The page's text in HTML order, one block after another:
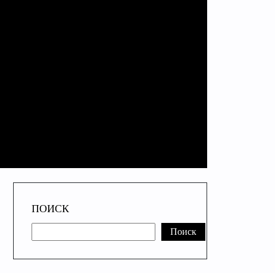
ПОИСК
Поиск